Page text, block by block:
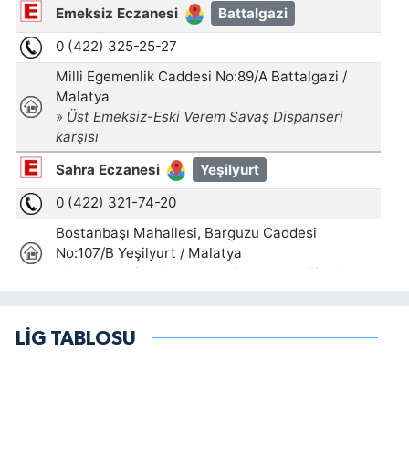
LİG TABLOSU